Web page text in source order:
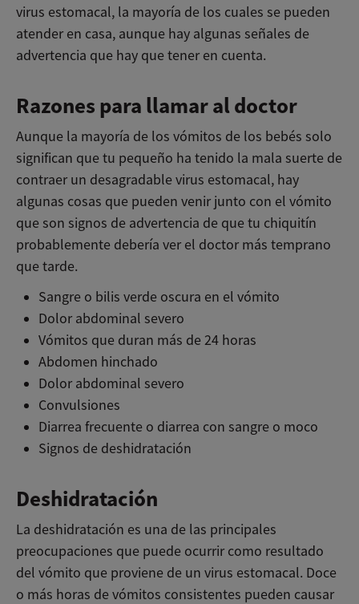
virus estomacal, la mayoría de los cuales se pueden
atender en casa, aunque hay algunas señales de
advertencia que hay que tener en cuenta.
Razones para llamar al doctor
Aunque la mayoría de los vómitos de los bebés solo
significan que tu pequeño ha tenido la mala suerte de
contraer un desagradable virus estomacal, hay
algunas cosas que pueden venir junto con el vómito
que son signos de advertencia de que tu chiquitín
probablemente debería ver el doctor más temprano
que tarde.
Sangre o bilis verde oscura en el vómito
Dolor abdominal severo
Vómitos que duran más de 24 horas
Abdomen hinchado
Dolor abdominal severo
Convulsiones
Diarrea frecuente o diarrea con sangre o moco
Signos de deshidratación
Deshidratación
La deshidratación es una de las principales
preocupaciones que puede ocurrir como resultado
del vómito que proviene de un virus estomacal. Doce
o más horas de vómitos consistentes pueden causar